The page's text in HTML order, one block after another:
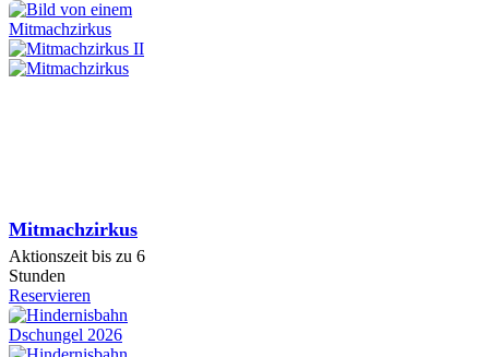
Mitmachzirkus
Aktionszeit bis zu 6
Stunden
Reservieren